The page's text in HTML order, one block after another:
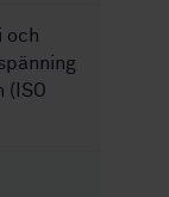
och
(ISO